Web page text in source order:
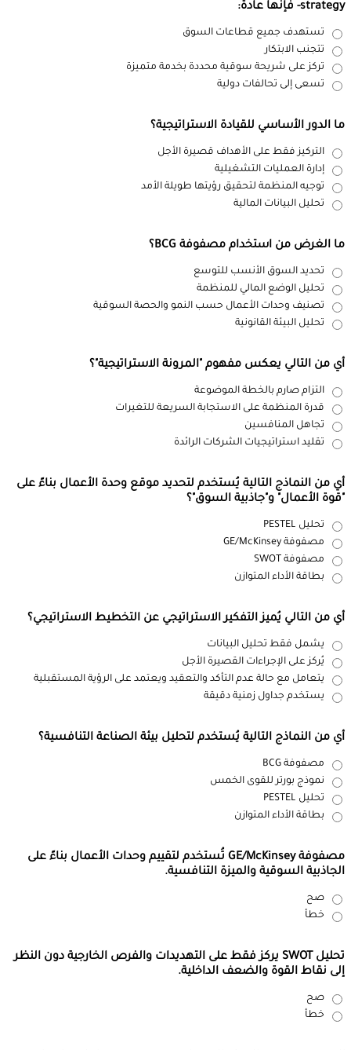
strategy- فإنها عادةً:
تستهدف جميع قطاعات السوق
تتجنب الابتكار
تركز على شريحة سوقية محددة بخدمة متميزة
تسعى إلى تحالفات دولية
ما الدور الأساسي للقيادة الاستراتيجية؟
التركيز فقط على الأهداف قصيرة الأجل
إدارة العمليات التشغيلية
توجيه المنظمة لتحقيق رؤيتها طويلة الأمد
تحليل البيانات المالية
ما الغرض من استخدام مصفوفة BCG؟
تحديد السوق الأنسب للتوسع
تحليل الوضع المالي للمنظمة
تصنيف وحدات الأعمال حسب النمو والحصة السوقية
تحليل البيئة القانونية
أي من التالي يعكس مفهوم "المرونة الاستراتيجية"؟
التزام صارم بالخطة الموضوعة
قدرة المنظمة على الاستجابة السريعة للتغيرات
تجاهل المنافسين
تقليد استراتيجيات الشركات الرائدة
أي من النماذج التالية يُستخدم لتحديد موقع وحدة الأعمال بناءً على
"قوة الأعمال" و"جاذبية السوق"؟
تحليل PESTEL
مصفوفة GE/McKinsey
مصفوفة SWOT
بطاقة الأداء المتوازن
أي من التالي يُميز التفكير الاستراتيجي عن التخطيط الاستراتيجي؟
يشمل فقط تحليل البيانات
يُركز على الإجراءات القصيرة الأجل
يتعامل مع حالة عدم التأكد والتعقيد ويعتمد على الرؤية المستقبلية
يستخدم جداول زمنية دقيقة
أي من النماذج التالية يُستخدم لتحليل بيئة الصناعة التنافسية؟
مصفوفة BCG
نموذج بورتر للقوى الخمس
تحليل PESTEL
بطاقة الأداء المتوازن
مصفوفة GE/McKinsey تُستخدم لتقييم وحدات الأعمال بناءً على
الجاذبية السوقية والميزة التنافسية.
صح
خطأ
تحليل SWOT يركز فقط على التهديدات والفرص الخارجية دون النظر
إلى نقاط القوة والضعف الداخلية.
صح
خطأ